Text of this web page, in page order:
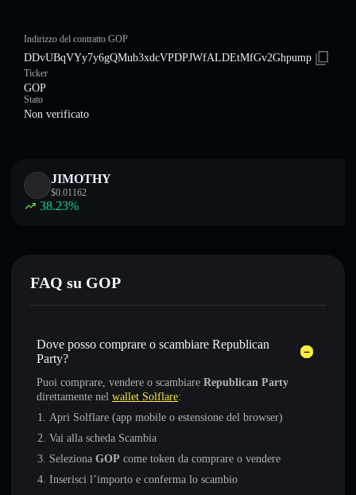
Indirizzo del contratto GOP
DDvUBqVYy7y6gQMub3xdcVPDPJWfALDEtMfGv2Ghpump
Ticker
GOP
Stato
Non verificato
JIMOTHY
$0.01162
38.23%
FAQ su GOP
Dove posso comprare o scambiare Republican
Party?
Puoi comprare, vendere o scambiare Republican Party
direttamente nel wallet Solflare:
Apri Solflare (app mobile o estensione del browser)
Vai alla scheda Scambia
Seleziona GOP come token da comprare o vendere
Inserisci l’importo e conferma lo scambio